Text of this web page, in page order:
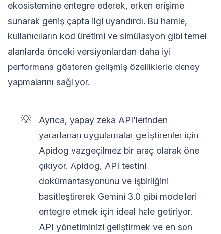
ekosistemine entegre ederek, erken erişime
sunarak geniş çapta ilgi uyandırdı. Bu hamle,
kullanıcıların kod üretimi ve simülasyon gibi temel
alanlarda önceki versiyonlardan daha iyi
performans gösteren gelişmiş özelliklerle deney
yapmalarını sağlıyor.
💡
Ayrıca, yapay zeka API'lerinden
yararlanan uygulamalar geliştirenler için
Apidog vazgeçilmez bir araç olarak öne
çıkıyor. Apidog, API testini,
dokümantasyonunu ve işbirliğini
basitleştirerek Gemini 3.0 gibi modelleri
entegre etmek için ideal hale getiriyor.
API yönetiminizi geliştirmek ve en son